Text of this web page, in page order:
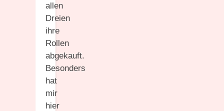
allen
Dreien
ihre
Rollen
abgekauft.
Besonders
hat
mir
hier